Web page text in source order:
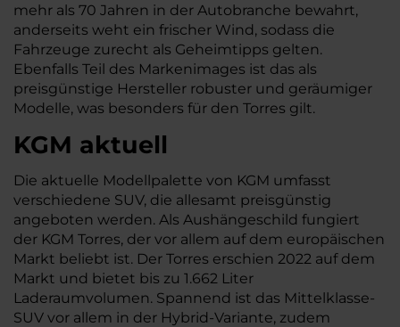
mehr als 70 Jahren in der Autobranche bewahrt,
anderseits weht ein frischer Wind, sodass die
Fahrzeuge zurecht als Geheimtipps gelten.
Ebenfalls Teil des Markenimages ist das als
preisgünstige Hersteller robuster und geräumiger
Modelle, was besonders für den Torres gilt.
KGM aktuell
Die aktuelle Modellpalette von KGM umfasst
verschiedene SUV, die allesamt preisgünstig
angeboten werden. Als Aushängeschild fungiert
der KGM Torres, der vor allem auf dem europäischen
Markt beliebt ist. Der Torres erschien 2022 auf dem
Markt und bietet bis zu 1.662 Liter
Laderaumvolumen. Spannend ist das Mittelklasse-
SUV vor allem in der Hybrid-Variante, zudem